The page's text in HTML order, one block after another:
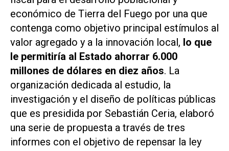
económico de Tierra del Fuego por una que
contenga como objetivo principal estímulos al
valor agregado y a la innovación local, lo que
le permitiría al Estado ahorrar 6.000
millones de dólares en diez años. La
organización dedicada al estudio, la
investigación y el diseño de políticas públicas
que es presidida por Sebastián Ceria, elaboró
una serie de propuesta a través de tres
informes con el objetivo de repensar la ley